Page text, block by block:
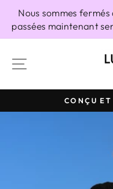
contenu
Nous sommes
passées maintenant
CONÇU